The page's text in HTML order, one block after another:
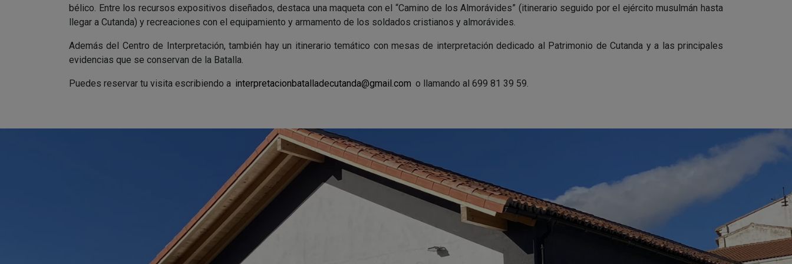
bélico. Entre los recursos expositivos diseñados, destaca una maqueta con el “Camino de los Almorávides” (itinerario seguido por el ejército musulmán hasta
llegar a Cutanda) y recreaciones con el equipamiento y armamento de los soldados cristianos y almorávides.
Además del Centro de Interpretación, también hay un itinerario temático con mesas de interpretación dedicado al Patrimonio de Cutanda y a las principales
evidencias que se conservan de la Batalla.
Puedes reservar tu visita escribiendo a interpretacionbatalladecutanda@gmail.com o llamando al 699 81 39 59.